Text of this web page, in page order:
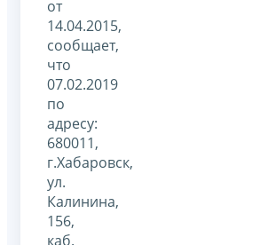
от
14.04.2015,
сообщает,
что
07.02.2019
по
адресу:
680011,
г.Хабаровск,
ул.
Калинина,
156,
каб.